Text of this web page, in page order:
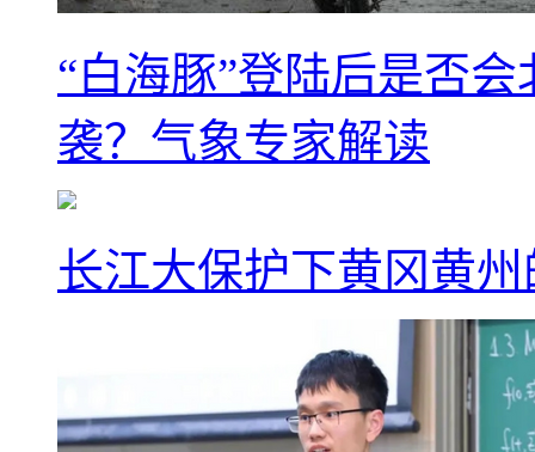
“白海豚”登陆后是否
袭？气象专家解读
长江大保护下黄冈黄